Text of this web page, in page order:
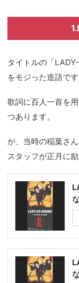
タイトルの「
をモジった造語です
歌詞に百人一首を
つあります。
が、当時の稲葉さ
スタッフが正月に